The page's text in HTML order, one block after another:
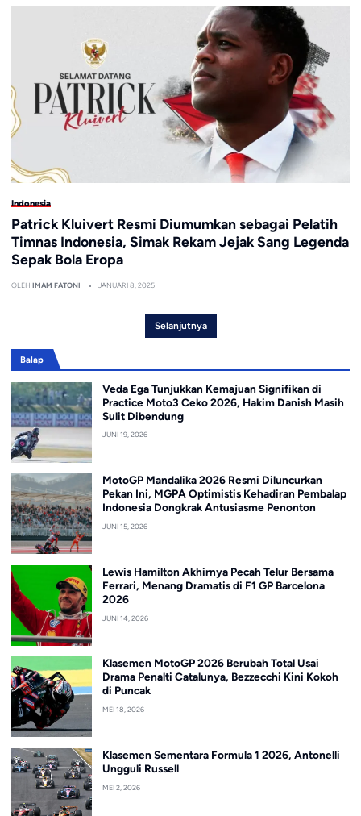
Indonesia
Patrick Kluivert Resmi Diumumkan sebagai Pelatih
Timnas Indonesia, Simak Rekam Jejak Sang Legenda
Sepak Bola Eropa
OLEH IMAM FATONI JANUARI 8, 2025
Selanjutnya
Balap
Veda Ega Tunjukkan Kemajuan Signifikan di
Practice Moto3 Ceko 2026, Hakim Danish Masih
Sulit Dibendung
JUNI 19, 2026
MotoGP Mandalika 2026 Resmi Diluncurkan
Pekan Ini, MGPA Optimistis Kehadiran Pembalap
Indonesia Dongkrak Antusiasme Penonton
JUNI 15, 2026
Lewis Hamilton Akhirnya Pecah Telur Bersama
Ferrari, Menang Dramatis di F1 GP Barcelona
2026
JUNI 14, 2026
Klasemen MotoGP 2026 Berubah Total Usai
Drama Penalti Catalunya, Bezzecchi Kini Kokoh
di Puncak
MEI 18, 2026
Klasemen Sementara Formula 1 2026, Antonelli
Ungguli Russell
MEI 2, 2026